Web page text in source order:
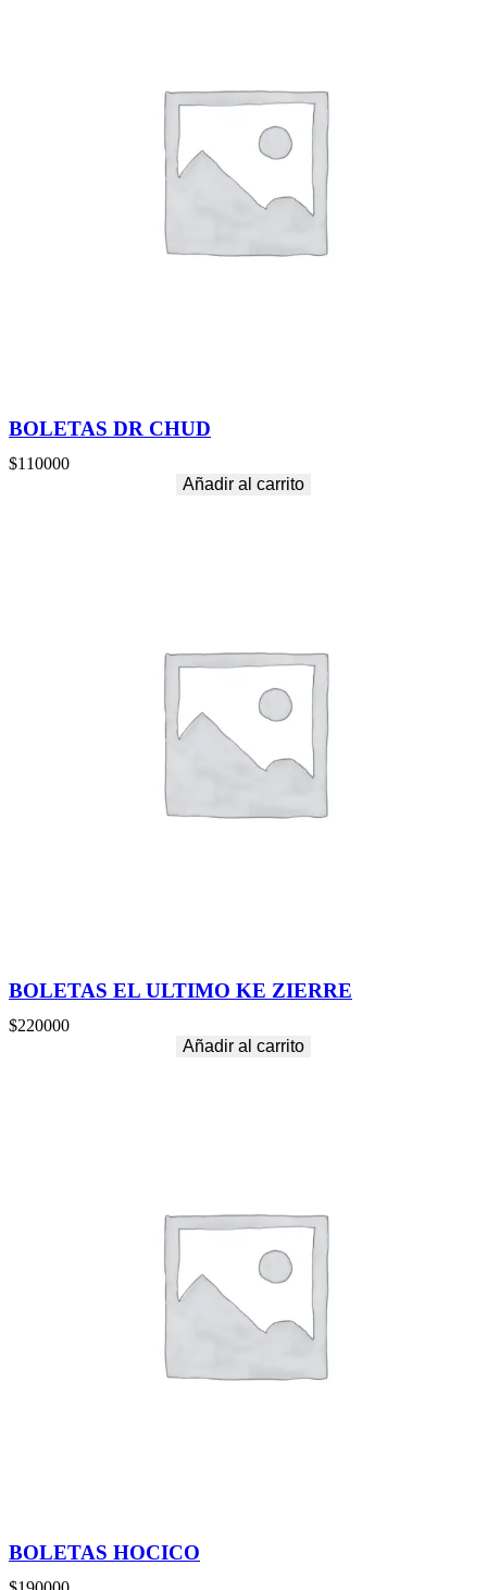
BOLETAS DR CHUD
$110000
Añadir al carrito
BOLETAS EL ULTIMO KE ZIERRE
$220000
Añadir al carrito
BOLETAS HOCICO